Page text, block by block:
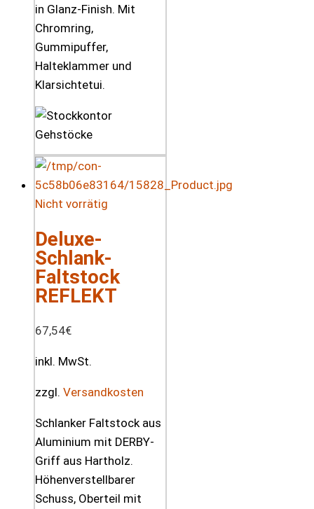
in Glanz-Finish. Mit
Chromring,
Gummipuffer,
Halteklammer und
Klarsichtetui.
Nicht vorrätig
Deluxe-
Schlank-
Faltstock
REFLEKT
67,54€
inkl. MwSt.
zzgl. Versandkosten
Schlanker Faltstock aus
Aluminium mit DERBY-
Griff aus Hartholz.
Höhenverstellbarer
Schuss, Oberteil mit